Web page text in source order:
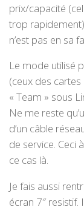
prix/capacité
trop
n’est pas en sa
Le mode utilisé
(ceux des
« Team » sous
Ne me reste
d’un câble
de service. Ceci
ce cas là.
Je fais aussi
écran 7″